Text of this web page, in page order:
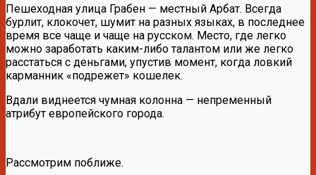
Пешеходная улица Грабен — местный Арбат. Всегда
бурлит, клокочет, шумит на разных языках, в последнее
время все чаще и чаще на русском. Место, где легко
можно заработать каким-либо талантом или же легко
расстаться с деньгами, упустив момент, когда ловкий
карманник «подрежет» кошелек.
Вдали виднеется чумная колонна — непременный
атрибут европейского города.
Рассмотрим поближе.